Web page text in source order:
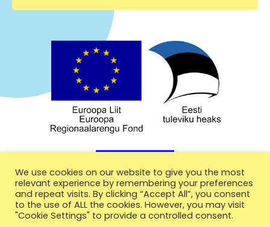
We use cookies on our website to give you the most
relevant experience by remembering your preferences
and repeat visits. By clicking “Accept All”, you consent
to the use of ALL the cookies. However, you may visit
"Cookie Settings" to provide a controlled consent.